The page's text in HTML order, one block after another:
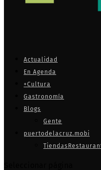
Actualidad
En Agenda
+Cultura
Gastronomía
Blogs
Gente
puertodelacruz.mobi
Tiendas